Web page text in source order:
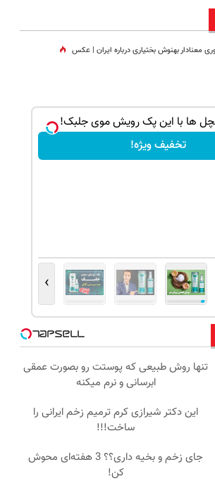
معنادار بهنوش بختیاری درباره ایران | عکس
ها با این پک رویش موی جلبک!
تخفیف ویژه!
›
تنها روش طبیعی که پوستت رو بصورت عمقی
ابرسانی و نرم میکنه
این دکتر شیرازی کرم ترمیم زخم ایرانی را
ساخت!!!
جای زخم و بخیه داری؟؟ 3 هفته‌ای محوش
کن!